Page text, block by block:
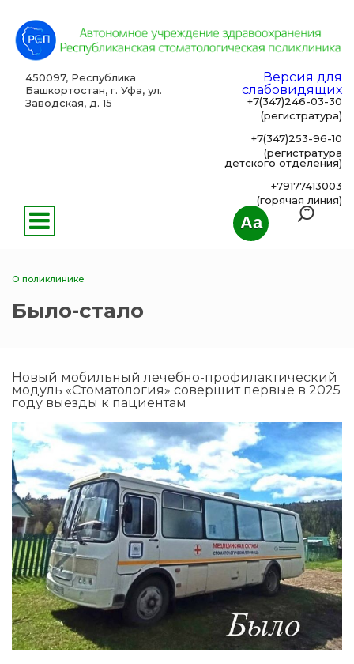
Aa
450097, Республика
Башкортостан, г. Уфа, ул.
Заводская, д. 15
Версия для
слабовидящих
+7(347)246-03-30
(регистратура)
+7(347)253-96-10
(регистратура
детского отделения)
+79177413003
(горячая линия)
О поликлинике
Было-стало
Новый мобильный лечебно-профилактический
модуль «Стоматология» совершит первые в 2025
году выезды к пациентам